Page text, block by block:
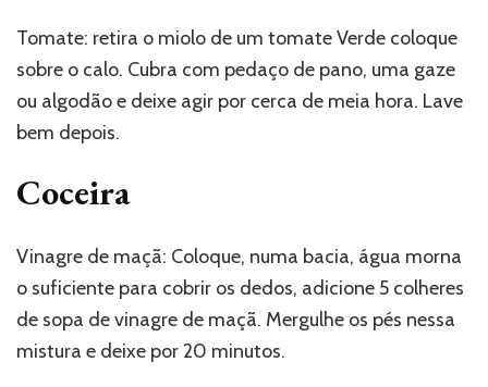
Tomate: retira o miolo de um tomate Verde coloque
sobre o calo. Cubra com pedaço de pano, uma gaze
ou algodão e deixe agir por cerca de meia hora. Lave
bem depois.
Coceira
Vinagre de maçã: Coloque, numa bacia, água morna
o suficiente para cobrir os dedos, adicione 5 colheres
de sopa de vinagre de maçã. Mergulhe os pés nessa
mistura e deixe por 20 minutos.